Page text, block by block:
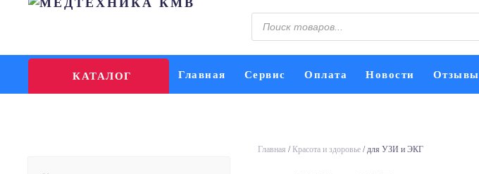
Поиск
товаров
КАТАЛОГ Главная Сервис Оплата Новости Отзывы
Главная / Красота и здоровье / для УЗИ и ЭКГ